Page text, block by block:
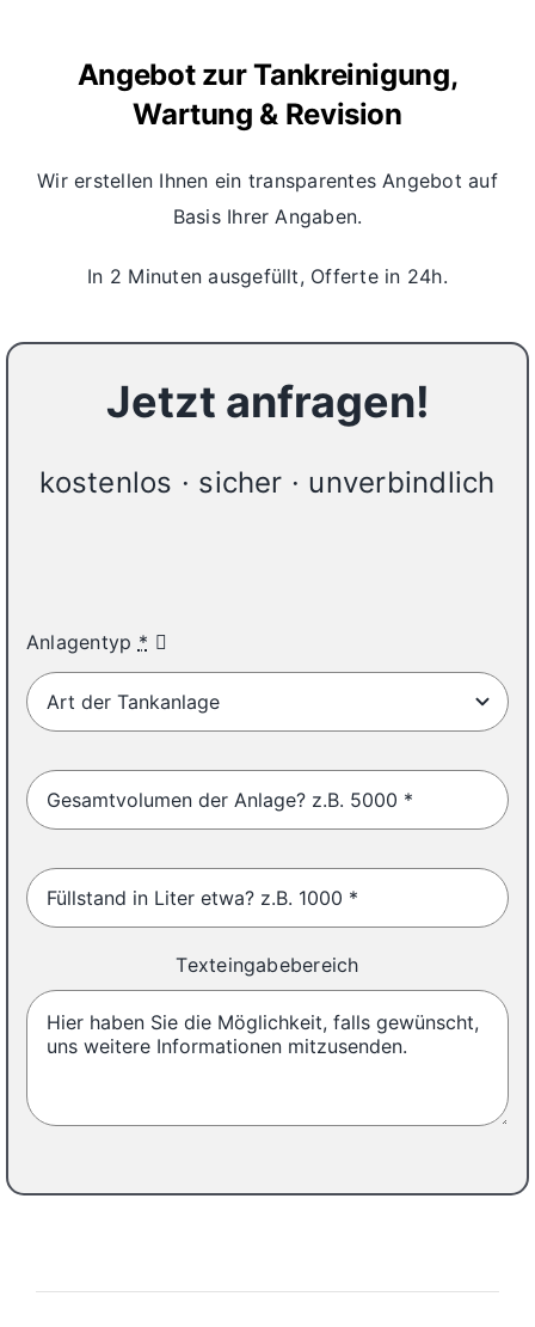
Angebot zur Tankreinigung,
Wartung & Revision
Wir erstellen Ihnen ein transparentes Angebot auf
Basis Ihrer Angaben.
In 2 Minuten ausgefüllt, Offerte in 24h.
Jetzt anfragen!
kostenlos · sicher · unverbindlich
Anlagentyp *
Texteingabebereich